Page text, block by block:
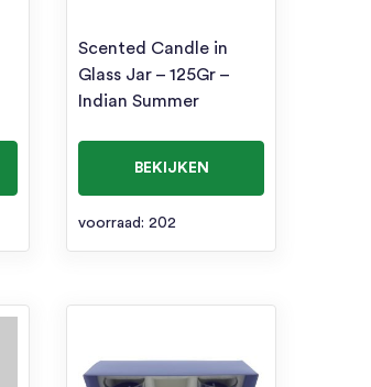
Scented Candle in
Glass Jar – 125Gr –
Indian Summer
BEKIJKEN
voorraad: 202